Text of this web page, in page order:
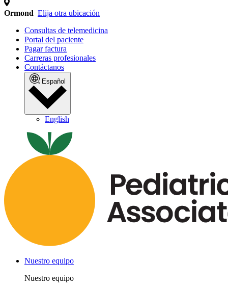
Ormond Elija otra ubicación
Consultas de telemedicina
Portal del paciente
Pagar factura
Carreras profesionales
Contáctanos
Español
English
Nuestro equipo
Nuestro equipo